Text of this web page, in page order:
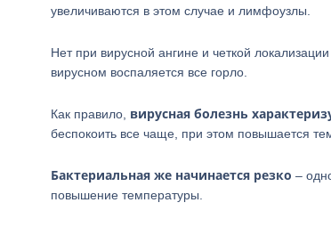
увеличиваются в этом случае и лимфоузлы.
Нет при вирусной ангине и четкой
вирусном воспаляется все горло.
Как правило, вирусная болезнь
беспокоить все чаще, при этом повышается
Бактериальная же начинается резко –
повышение температуры.